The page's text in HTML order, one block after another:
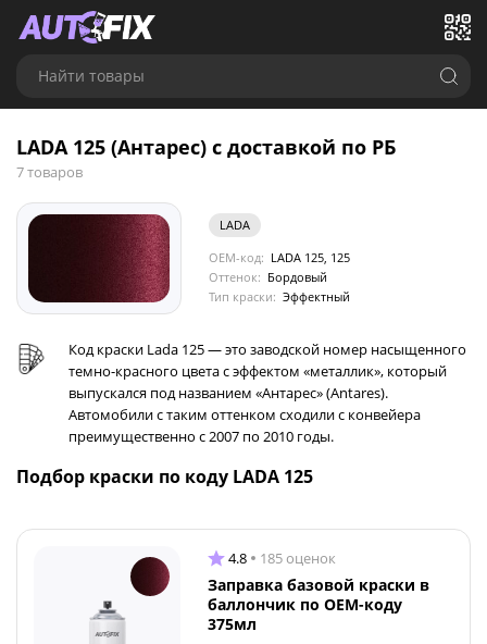
Найти товары
LADA 125 (Антарес) с доставкой по РБ
7 товаров
LADA
OEM-код: LADA 125, 125
Оттенок: Бордовый
Тип краски: Эффектный
Код краски Lada 125 — это заводской номер насыщенного
темно-красного цвета с эффектом «металлик», который
выпускался под названием «Антарес» (Antares).
Автомобили с таким оттенком сходили с конвейера
преимущественно с 2007 по 2010 годы.
Подбор краски по коду LADA 125
4.8 185 оценок
Заправка базовой краски в
баллончик по OEM-коду
375мл